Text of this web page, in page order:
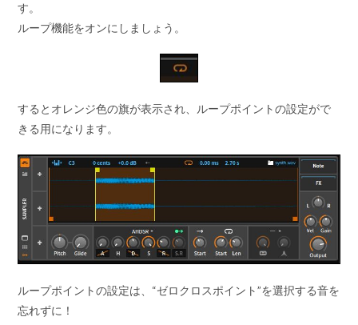
す。
ループ機能をオンにしましょう。
するとオレンジ色の旗が表示され、ループポイントの設定がで
きる用になります。
ループポイントの設定は、“ゼロクロスポイント”を選択する音を
忘れずに！